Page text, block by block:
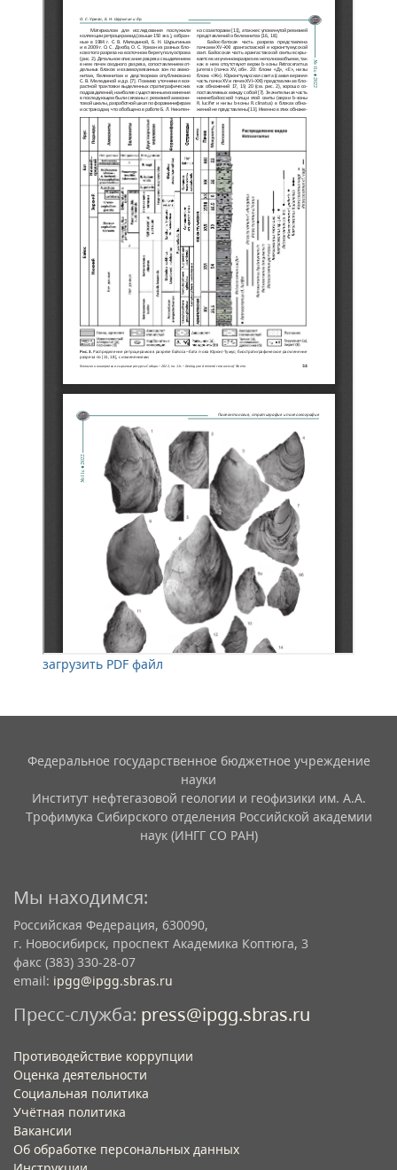
загрузить PDF файл
Федеральное государственное бюджетное учреждение
науки
Институт нефтегазовой геологии и геофизики им. А.А.
Трофимука Сибирского отделения Российской академии
наук (ИНГГ СО РАН)
Мы находимся:
Российская Федерация, 630090,
г. Новосибирск, проспект Академика Коптюга, 3
факс (383) 330-28-07
email: ipgg@ipgg.sbras.ru
Пресс-служба: press@ipgg.sbras.ru
Противодействие коррупции
Оценка деятельности
Социальная политика
Учётная политика​
Вакансии​
Об обработке персональных данных​